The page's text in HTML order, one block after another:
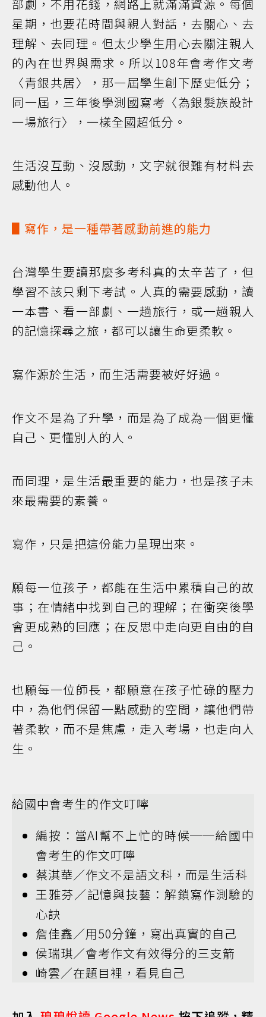
部劇，不用花錢，網路上就滿滿資源。每個
星期，也要花時間與親人對話，去關心、去
理解、去同理。但太少學生用心去關注親人
的內在世界與需求。所以108年會考作文考
〈青銀共居〉，那一屆學生創下歷史低分；
同一屆，三年後學測國寫考〈為銀髮族設計
一場旅行〉，一樣全國超低分。
生活沒互動、沒感動，文字就很難有材料去
感動他人。
▋寫作，是一種帶著感動前進的能力
台灣學生要讀那麼多考科真的太辛苦了，但
學習不該只剩下考試。人真的需要感動，讀
一本書、看一部劇、一趟旅行，或一趟親人
的記憶探尋之旅，都可以讓生命更柔軟。
寫作源於生活，而生活需要被好好過。
作文不是為了升學，而是為了成為一個更懂
自己、更懂別人的人。
而同理，是生活最重要的能力，也是孩子未
來最需要的素養。
寫作，只是把這份能力呈現出來。
願每一位孩子，都能在生活中累積自己的故
事；在情緒中找到自己的理解；在衝突後學
會更成熟的回應；在反思中走向更自由的自
己。
也願每一位師長，都願意在孩子忙碌的壓力
中，為他們保留一點感動的空間，讓他們帶
著柔軟，而不是焦慮，走入考場，也走向人
生。
給國中會考生的作文叮嚀
編按：當AI幫不上忙的時候──給國中
會考生的作文叮嚀
蔡淇華／作文不是語文科，而是生活科
王雅芬／記憶與技藝：解鎖寫作測驗的
心訣
詹佳鑫／用50分鐘，寫出真實的自己
侯瑞琪／會考作文有效得分的三支箭
崎雲／在題目裡，看見自己